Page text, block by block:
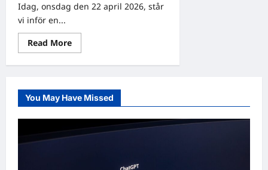
Idag, onsdag den 22 april 2026, står
vi inför en...
Read MoreRead
more
Dagens
tänka
efter
före
You May Have Missed